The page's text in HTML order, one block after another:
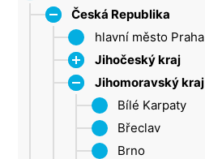
Česká Republika
hlavní město Praha
Jihočeský kraj
Dačice
Strakonice
Šumava
Lipno
Třeboňsko
Jihomoravský kraj
Bílé Karpaty
Břeclav
Brno